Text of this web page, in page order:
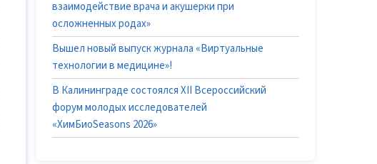
взаимодействие врача и акушерки при
осложненных родах»
Вышел новый выпуск журнала «Виртуальные
технологии в медицине»!
В Калининграде состоялся XII Всероссийский
форум молодых исследователей
«ХимБиоSeasons 2026»